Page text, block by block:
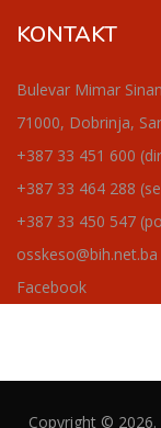
KONTAKT
Bulevar Mimar
71000, Dobrinja,
+387 33 451 600
+387 33 464 288
+387 33 450 547
osskeso@bih.net.ba
Facebook
Copyright © 2026.